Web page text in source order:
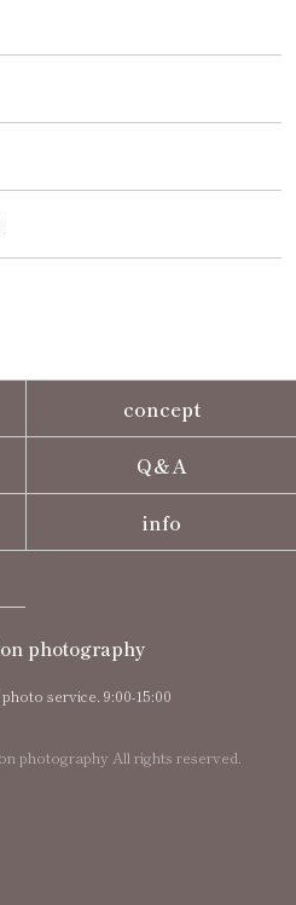
concept
Q＆A
info
photography
service. 9:00-15:00
photography All rights reserved.